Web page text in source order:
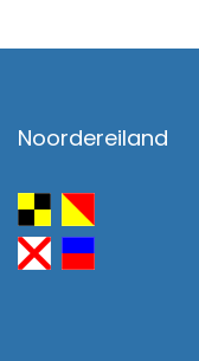
Noordereiland